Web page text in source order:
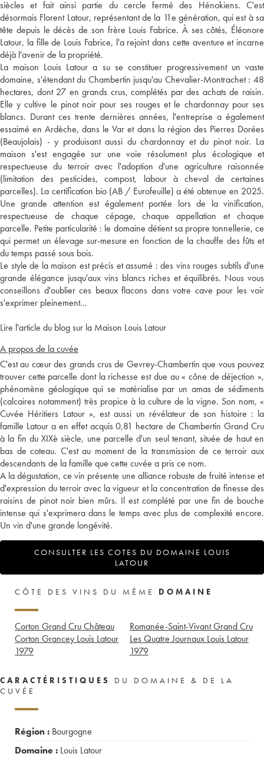
siècles et fait ainsi partie du cercle fermé des Hénokiens. C'est
désormais Florent Latour, représentant de la 11e génération, qui est à sa
tête depuis le décès de son frère Louis Fabrice. À ses côtés, Éléonore
Latour, la fille de Louis Fabrice, l'a rejoint dans cette aventure et incarne
déjà l'avenir de la propriété.
La maison Louis Latour a su se constituer progressivement un vaste
domaine, s'étendant du Chambertin jusqu'au Chevalier-Montrachet : 48
hectares, dont 27 en grands crus, complétés par des achats de raisin.
Elle y cultive le pinot noir pour ses rouges et le chardonnay pour ses
blancs. Durant ces trente dernières années, l'entreprise a également
essaimé en Ardèche, dans le Var et dans la région des Pierres Dorées
(Beaujolais) - y produisant aussi du chardonnay et du pinot noir. La
maison s'est engagée sur une voie résolument plus écologique et
respectueuse du terroir avec l'adoption d'une agriculture raisonnée
(limitation des pesticides, compost, labour à cheval de certaines
parcelles). La certification bio (AB / Eurofeuille) a été obtenue en 2025.
Une grande attention est également portée lors de la vinification,
respectueuse de chaque cépage, chaque appellation et chaque
parcelle. Petite particularité : le domaine détient sa propre tonnellerie, ce
qui permet un élevage sur-mesure en fonction de la chauffe des fûts et
du temps passé sous bois.
Le style de la maison est précis et assumé : des vins rouges subtils d'une
grande élégance jusqu'aux vins blancs riches et équilibrés. Nous vous
conseillons d'oublier ces beaux flacons dans votre cave pour les voir
s'exprimer pleinement...
Lire l'article du blog sur la Maison Louis Latour
A propos de la cuvée
C'est au cœur des grands crus de Gevrey-Chambertin que vous pouvez
trouver cette parcelle dont la richesse est due au « cône de déjection »,
phénomène géologique qui se matérialise par un amas de sédiments
(calcaires notamment) très propice à la culture de la vigne. Son nom, «
Cuvée Héritiers Latour », est aussi un révélateur de son histoire : la
famille Latour a en effet acquis 0,81 hectare de Chambertin Grand Cru
à la fin du XIXè siècle, une parcelle d'un seul tenant, située de haut en
bas de coteau. C'est au moment de la transmission de ce terroir aux
descendants de la famille que cette cuvée a pris ce nom.
A la dégustation, ce vin présente une alliance robuste de fruité intense et
d'expression du terroir avec la vigueur et la concentration de finesse des
raisins de pinot noir bien mûrs. Il est complété par une fin de bouche
intense qui s'exprimera dans le temps avec plus de complexité encore.
Un vin d'une grande longévité.
CONSULTER LES COTES DU DOMAINE LOUIS
LATOUR
CÔTE DES VINS DU MÊME DOMAINE
Corton Grand Cru Château
Corton Grancey Louis Latour
1979
Romanée-Saint-Vivant Grand Cru
Les Quatre Journaux Louis Latour
1979
CARACTÉRISTIQUES
DU DOMAINE & DE LA
CUVÉE
Région : Bourgogne
Domaine : Louis Latour